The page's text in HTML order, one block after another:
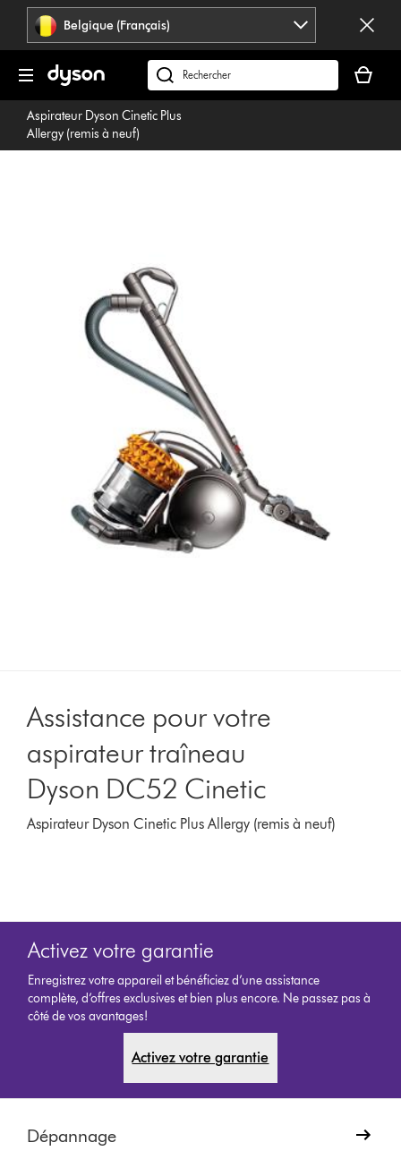
Sauter
pages
Belgique (Français)
Rechercher
des
produits
panier
est
Aspirateur Dyson Cinetic Plus
Allergy (remis à neuf)
Assistance pour votre
aspirateur traîneau
Dyson DC52 Cinetic
Aspirateur Dyson Cinetic Plus Allergy (remis à neuf)
Activez votre garantie
Enregistrez votre appareil et bénéficiez d’une assistance
complète, d’offres exclusives et bien plus encore. Ne passez pas à
côté de vos avantages!
Activez votre garantie
Dépannage